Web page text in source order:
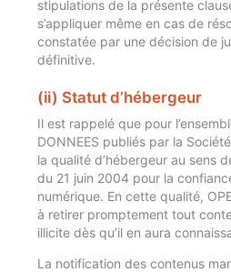
stipulations de la présente
s’appliquer même en cas de
constatée par une décision de
définitive.
(ii) Statut d’hébergeur
Il est rappelé que pour
DONNEES publiés par la
la qualité d’hébergeur au sens
du 21 juin 2004 pour la
numérique. En cette qualité,
à retirer promptement tout
illicite dès qu’il en aura
La notification des contenus